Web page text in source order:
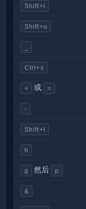
Shift+i
Shift+u
Ctrl+s
+ 或 =
-
Shift+l
h
g 然后 p
&